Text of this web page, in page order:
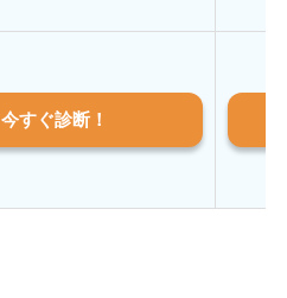
今すぐ診断！